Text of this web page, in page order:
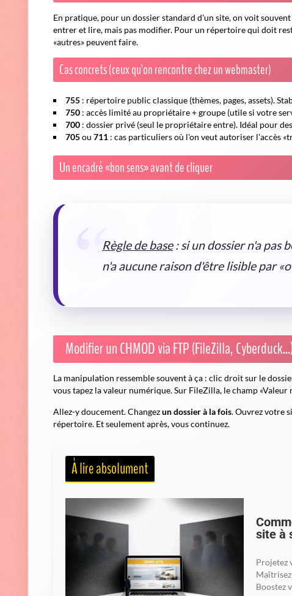
En pratique, pour un dossier standard d'un site, on voit souvent
entrer et lire, mais pas modifier. Pour un répertoire qui doit
«autres» peuvent faire.
Cas concrets (ceux qu'on rencontre chez un webmaster)
755 : répertoire public classique (thèmes, pages, assets).
750 : accès limité au propriétaire + groupe (utile si votre
700 : dossier privé (seul le propriétaire entre). Idéal pour
705ou 711 : cas particuliers où l'on veut autoriser l'accès
Un encadré «bon sens» avant de cliquer
Règle de base: si un dossier n'a pas
n'a aucune raison d'être lisible par
Modifier un CHMOD via FTP (FileZilla, Cyberduck...)
La manipulation ressemble souvent à ça : clic droit sur le
vous tapez la valeur numérique. Sur FileZilla, le champ
Allez-y doucement. Changezun dossier à la fois. Ouvrez votre
répertoire. Et seulement après, vous continuez.
À lire absolument
site à
Projetez
Boostez